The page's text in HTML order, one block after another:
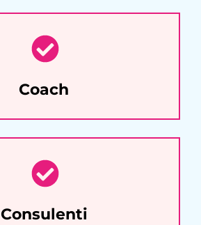
Coach
Consulenti